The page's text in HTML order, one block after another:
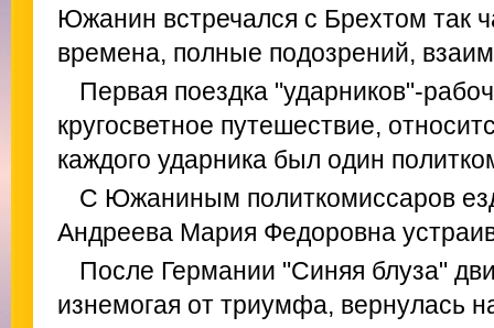
Южанин встречался с Брехтом так
времена, полные подозрений,
Первая поездка "ударников"-
кругосветное путешествие,
каждого ударника был один
С Южаниным политкомиссаров
Андреева Мария Федоровна
После Германии "Синяя блуза"
изнемогая от триумфа, вернулась